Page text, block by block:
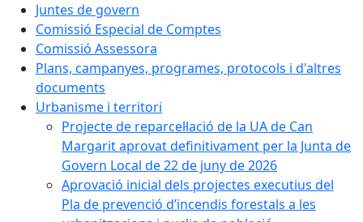
Juntes de govern
Comissió Especial de Comptes
Comissió Assessora
Plans, campanyes, programes, protocols i d'altres
documents
Urbanisme i territori
Projecte de reparcel·lació de la UA de Can
Margarit aprovat definitivament per la Junta de
Govern Local de 22 de juny de 2026
Aprovació inicial dels projectes executius del
Pla de prevenció d’incendis forestals a les